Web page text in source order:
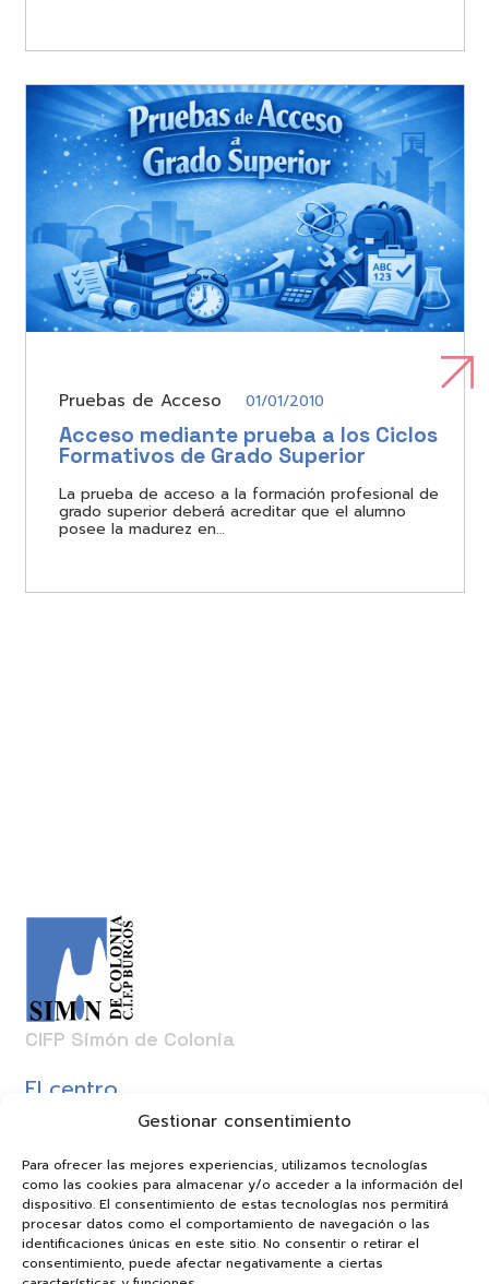
Gestionar consentimiento
Para ofrecer las mejores experiencias, utilizamos tecnologías
como las cookies para almacenar y/o acceder a la información del
dispositivo. El consentimiento de estas tecnologías nos permitirá
procesar datos como el comportamiento de navegación o las
identificaciones únicas en este sitio. No consentir o retirar el
consentimiento, puede afectar negativamente a ciertas
Pruebas de Acceso 01/01/2010
Acceso mediante prueba a los Ciclos
Formativos de Grado Superior
La prueba de acceso a la formación profesional de
grado superior deberá acreditar que el alumno
posee la madurez en…
CIFP Simón de Colonia
El centro
Oferta Formativa
Actividades
Noticias
Contacto